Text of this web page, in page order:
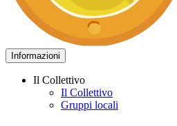
Informazioni
Il Collettivo
Il Collettivo
Gruppi locali